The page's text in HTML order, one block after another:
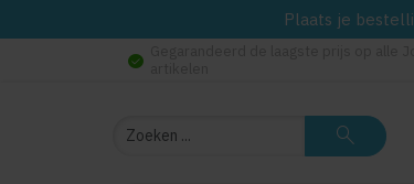
Plaats je
check_circle
Zoeken search